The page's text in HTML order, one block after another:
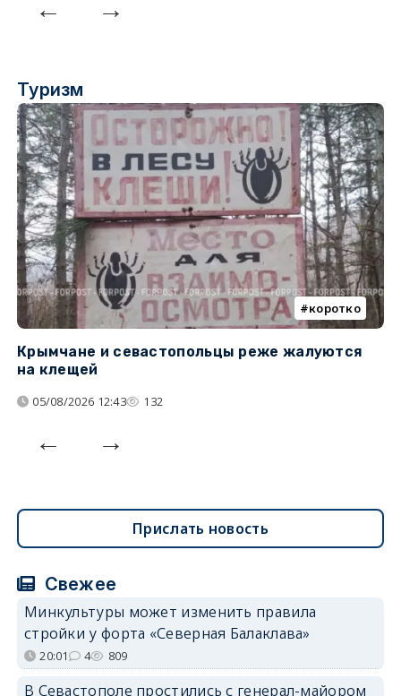
Туризм
коротко
Крымчане и севастопольцы реже жалуются
на клещей
05/08/2026 12:43 132
Прислать новость
Свежее
Минкультуры может изменить правила
стройки у форта «Северная Балаклава»
20:01 4 809
В Севастополе простились с генерал-майором